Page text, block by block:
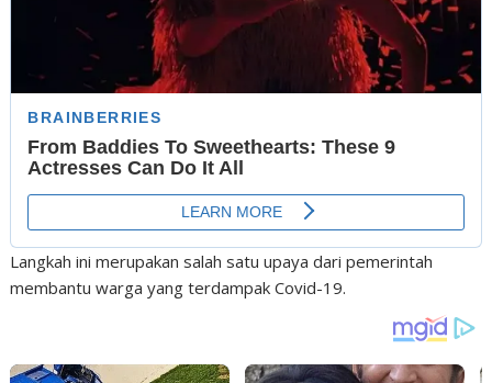
Langkah ini merupakan salah satu upaya dari pemerintah
membantu warga yang terdampak Covid-19.